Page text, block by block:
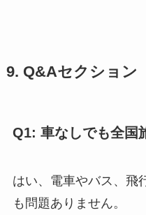
9. Q&Aセクション
Q1: 車なしでも全国
はい、電車やバス、飛
も問題ありません。